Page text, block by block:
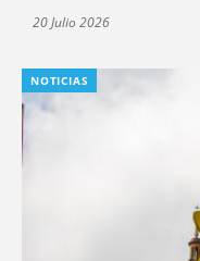
20 Julio 2026
NOTICIAS